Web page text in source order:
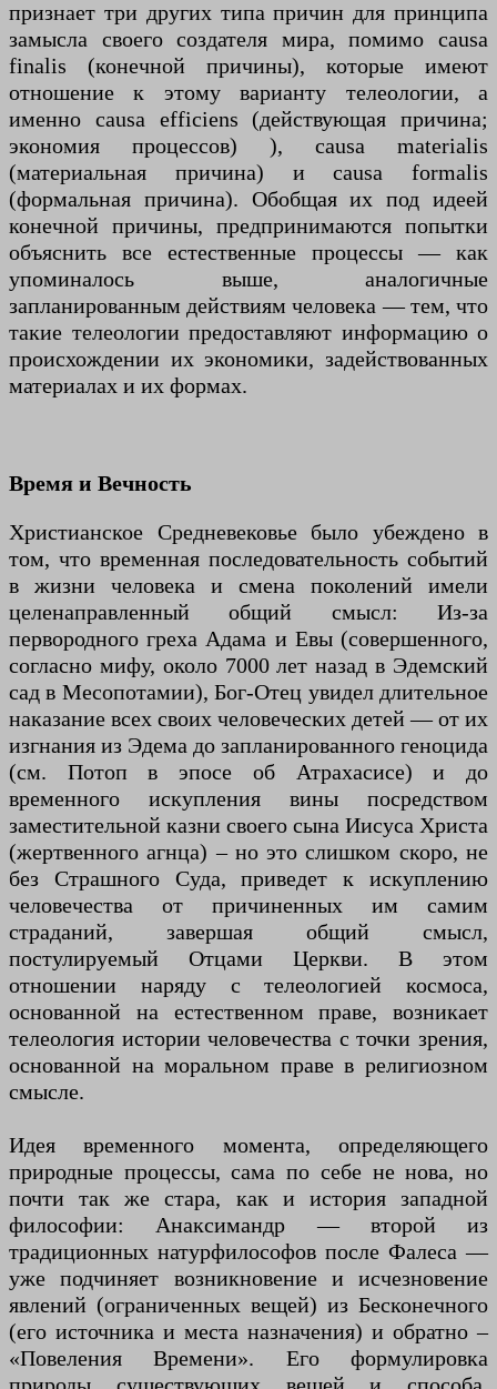
признает три других типа причин для принципа
замысла своего создателя мира, помимо causa
finalis (конечной причины), которые имеют
отношение к этому варианту телеологии, а
именно causa efficiens (действующая причина;
экономия процессов) ), causa materialis
(материальная причина) и causa formalis
(формальная причина). Обобщая их под идеей
конечной причины, предпринимаются попытки
объяснить все естественные процессы — как
упоминалось выше, аналогичные
запланированным действиям человека — тем, что
такие телеологии предоставляют информацию о
происхождении их экономики, задействованных
материалах и их формах.
Время и Вечность
Христианское Средневековье было убеждено в
том, что временная последовательность событий
в жизни человека и смена поколений имели
целенаправленный общий смысл: Из-за
первородного греха Адама и Евы (совершенного,
согласно мифу, около 7000 лет назад в Эдемский
сад в Месопотамии), Бог-Отец увидел длительное
наказание всех своих человеческих детей — от их
изгнания из Эдема до запланированного геноцида
(см. Потоп в эпосе об Атрахасисе) и до
временного искупления вины посредством
заместительной казни своего сына Иисуса Христа
(жертвенного агнца) – но это слишком скоро, не
без Страшного Суда, приведет к искуплению
человечества от причиненных им самим
страданий, завершая общий смысл,
постулируемый Отцами Церкви. В этом
отношении наряду с телеологией космоса,
основанной на естественном праве, возникает
телеология истории человечества с точки зрения,
основанной на моральном праве в религиозном
смысле.
Идея временного момента, определяющего
природные процессы, сама по себе не нова, но
почти так же стара, как и история западной
философии: Анаксимандр — второй из
традиционных натурфилософов после Фалеса —
уже подчиняет возникновение и исчезновение
явлений (ограниченных вещей) из Бесконечного
(его источника и места назначения) и обратно –
«Повеления Времени». Его формулировка